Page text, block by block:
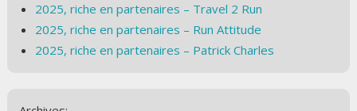
2025, riche en partenaires – Travel 2 Run
2025, riche en partenaires – Run Attitude
2025, riche en partenaires – Patrick Charles